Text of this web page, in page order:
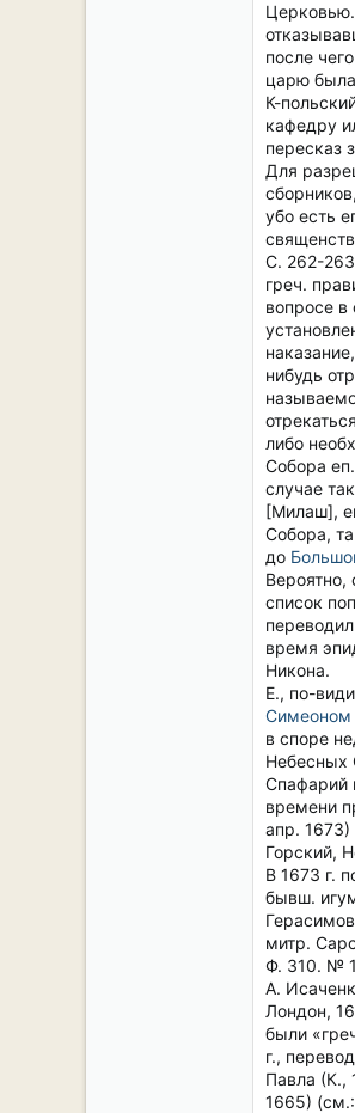
после
царю
К-
кафедру
пересказ
Для
убо есть
С. 262-
греч.
вопросе в
нибудь
либо
Собора еп.
случае
[Милаш],
Собора,
до
список
время
Никона.
Е., по-
Симеоном
в споре
Небесных
Спафарий
времени
апр. 1673)
Горский,
В 1673 г.
бывш.
митр.
Ф. 310. №
А.
Лондон,
были
г.,
Павла (К.,
1665)